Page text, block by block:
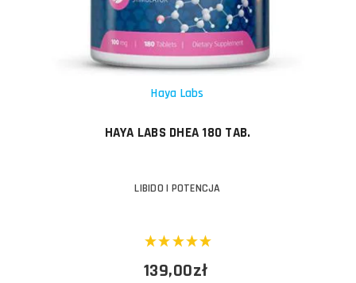
Haya Labs
HAYA LABS DHEA 180 TAB.
LIBIDO I POTENCJA
139,00zł